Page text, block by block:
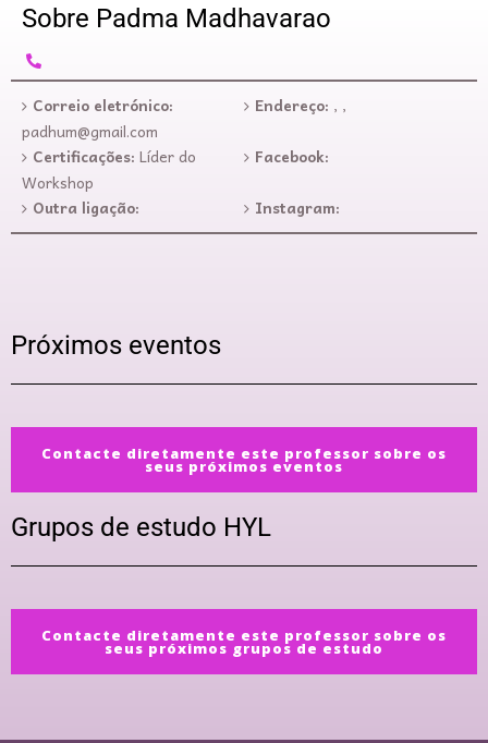
Sobre Padma Madhavarao
Correio eletrónico:
padhum@gmail.com
Endereço: , ,
Certificações: Líder do
Workshop
Facebook:
Outra ligação: Instagram:
Próximos eventos
Contacte diretamente este professor sobre os
seus próximos eventos
Grupos de estudo HYL
Contacte diretamente este professor sobre os
seus próximos grupos de estudo